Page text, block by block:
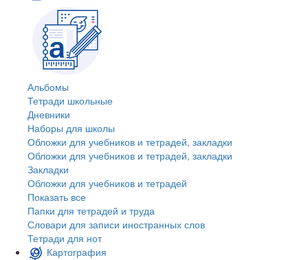
Альбомы
Тетради школьные
Дневники
Наборы для школы
Обложки для учебников и тетрадей, закладки
Обложки для учебников и тетрадей, закладки
Закладки
Обложки для учебников и тетрадей
Показать все
Папки для тетрадей и труда
Словари для записи иностранных слов
Тетради для нот
Картография